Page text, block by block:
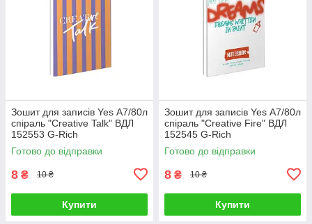
Зошит для записів Yes А7/80л
спіраль "Creative Talk" ВДЛ
152553 G-Rich
Готово до відправки
8 ₴ 10 ₴
Купити
Зошит для записів Yes А7/80л
спіраль "Creative Fire" ВДЛ
152545 G-Rich
Готово до відправки
8 ₴ 10 ₴
Купити